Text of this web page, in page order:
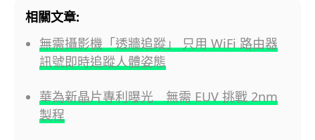
相關文章:
無需攝影機「透牆追蹤」 只用 WiFi 路由器
訊號即時追蹤人體姿態
華為新晶片專利曝光 無需 EUV 挑戰 2nm
製程